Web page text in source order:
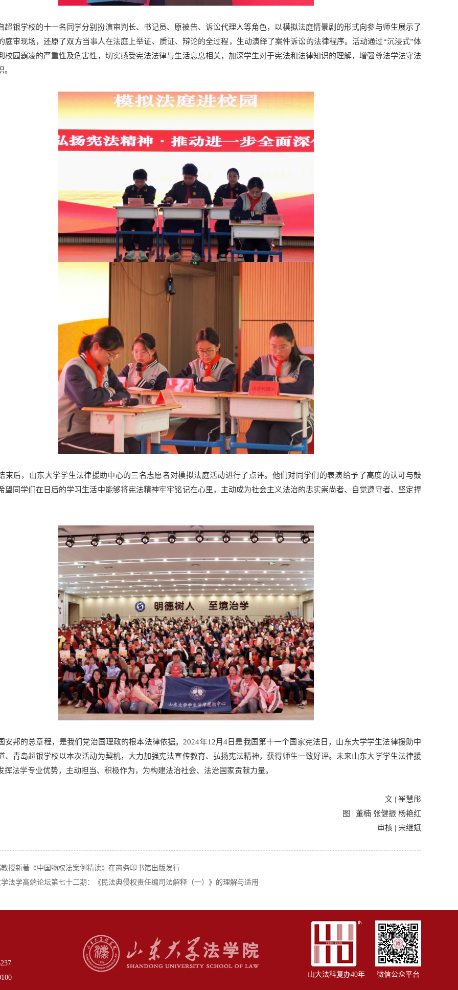
超银学校的十一名同学分别扮演审判长、书记员、原被告、诉讼代理人等角色，以模拟法庭情景剧的形式向参与师生展示了
庭审现场，还原了双方当事人在法庭上举证、质证、辩论的全过程，生动演绎了案件诉讼的法律程序。活动通过“沉浸式”体
校园霸凌的严重性及危害性，切实感受宪法法律与生活息息相关，加深学生对于宪法和法律知识的理解，增强尊法学法守法
束后，山东大学学生法律援助中心的三名志愿者对模拟法庭活动进行了点评。他们对同学们的表演给予了高度的认可与鼓
望同学们在日后的学习生活中能够将宪法精神牢牢铭记在心里，主动成为社会主义法治的忠实崇尚者、自觉遵守者、坚定捍
安邦的总章程，是我们党治国理政的根本法律依据。2024年12月4日是我国第十一个国家宪法日，山东大学学生法律援助中
、青岛超银学校以本次活动为契机，大力加强宪法宣传教育、弘扬宪法精神，获得师生一致好评。未来山东大学学生法律援
挥法学专业优势，主动担当、积极作为，为构建法治社会、法治国家贡献力量。
文 | 崔慧彤
图 | 董楠 张健振 杨艳红
审核 | 宋继斌
授新著《中国物权法案例精读》在商务印书馆出版发行
法学高端论坛第七十二期：《民法典侵权责任编司法解释（一）》的理解与适用
山大法科复办40年 微信公众平台